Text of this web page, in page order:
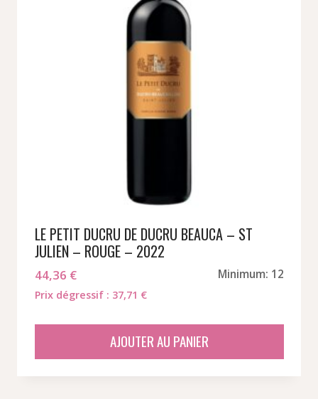
LE PETIT DUCRU DE DUCRU BEAUCA – ST
JULIEN – ROUGE – 2022
44,36 € Minimum: 12
Prix dégressif : 37,71 €
AJOUTER AU PANIER